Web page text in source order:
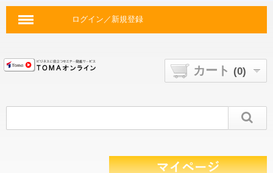
ログイン／新規登録
カート (0)